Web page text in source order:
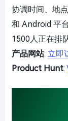
协调时间、地
和 Android 平
1500人正在排
产品网站: 立即
Product Hunt: